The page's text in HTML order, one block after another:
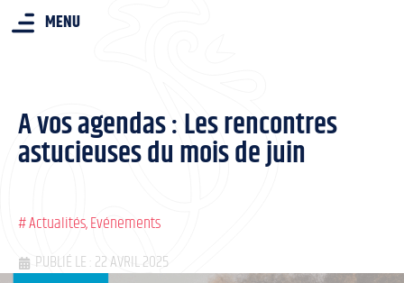
MENU
A vos agendas : Les rencontres
astucieuses du mois de juin
#Actualités,Evénements
PUBLIÉ LE : 22 AVRIL 2025